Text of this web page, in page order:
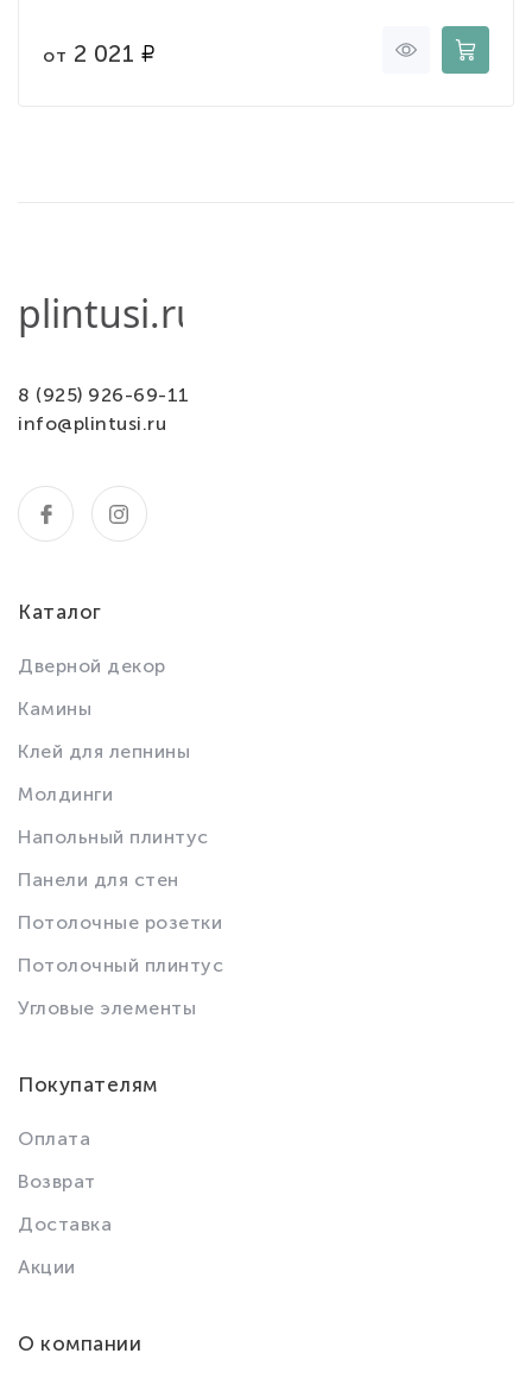
от 2 021
8 (925) 926-69-11
info@plintusi.ru
Каталог
Дверной декор
Камины
Клей для лепнины
Молдинги
Напольный плинтус
Панели для стен
Потолочные розетки
Потолочный плинтус
Угловые элементы
Покупателям
Оплата
Возврат
Доставка
Акции
О компании